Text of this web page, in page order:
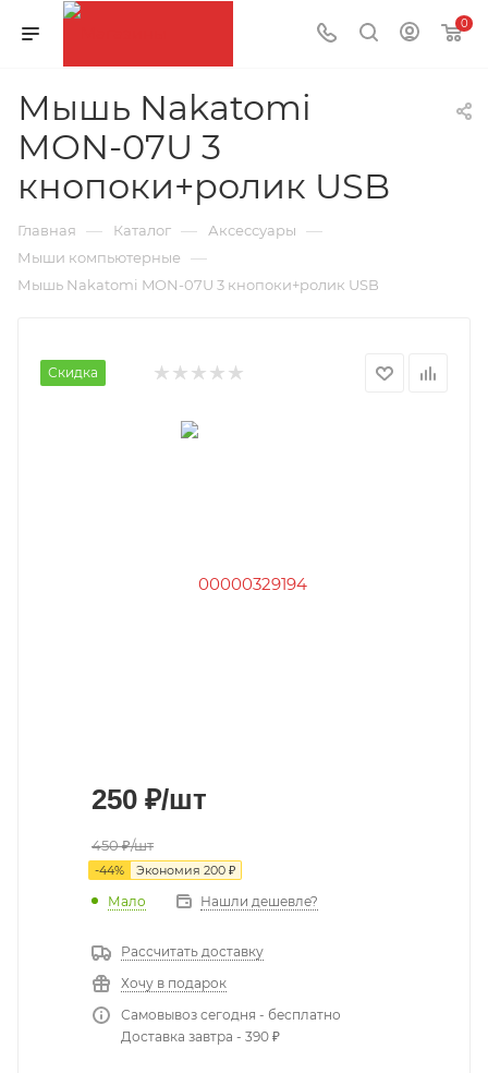
0
Мышь Nakatomi
MON-07U 3
кнопоки+ролик USB
Главная — Каталог — Аксессуары —
Мыши компьютерные —
Мышь Nakatomi MON-07U 3 кнопоки+ролик USB
Скидка
250 ₽/шт
450₽/шт
-44% Экономия 200 ₽
Мало Нашли дешевле?
Рассчитать доставку
Хочу в подарок
Самовывоз сегодня - бесплатно
Доставка завтра - 390 ₽